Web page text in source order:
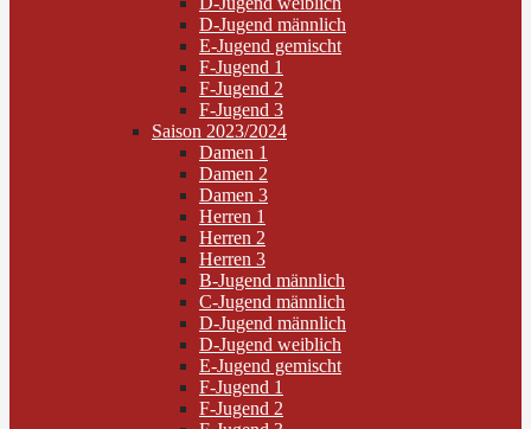
D-Jugend männlich
E-Jugend gemischt
F-Jugend 1
F-Jugend 2
F-Jugend 3
Saison 2023/2024
Damen 1
Damen 2
Damen 3
Herren 1
Herren 2
Herren 3
B-Jugend männlich
C-Jugend männlich
D-Jugend männlich
D-Jugend weiblich
E-Jugend gemischt
F-Jugend 1
F-Jugend 2